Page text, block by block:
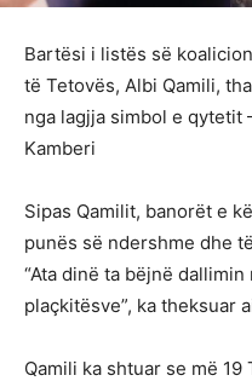
Bartësi i listës së
të Tetovës, Albi Qamili,
nga lagjja simbol e qytetit
Kamberi
Sipas Qamilit, banorët e
punës së ndershme dhe
“Ata dinë ta bëjnë
plaçkitësve”, ka theksuar
Qamili ka shtuar se më